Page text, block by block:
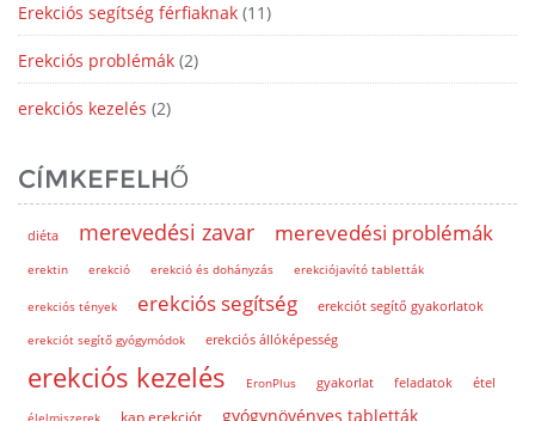
Erekciós segítség férfiaknak (11)
Erekciós problémák (2)
erekciós kezelés (2)
CÍMKEFELHŐ
diéta merevedési zavar merevedési problémák
erektin erekció erekció és dohányzás erekciójavító tabletták
erekciós tények erekciós segítség erekciót segítő gyakorlatok
erekciót segítő gyógymódok erekciós állóképesség
erekciós kezelés EronPlus gyakorlat feladatok étel
kap erekciót gyógynövényes tabletták